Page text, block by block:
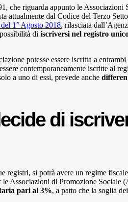
che riguarda appunto le
attualmente dal Codice del Terzo
1° Agosto 2018, rilasciata
di iscriversi nel registro
potesse essere iscritta a
contemporaneamente iscritte al
a uno di essi, prevede anche
di
registri, si potrà avere un regime
Associazioni di Promozione Sociale
pari al 3%, a patto che la soglia